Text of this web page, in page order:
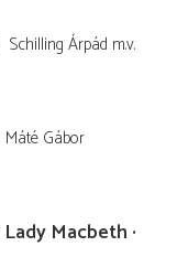
Schilling Árpád m.v.
Máté Gábor
Macbeth